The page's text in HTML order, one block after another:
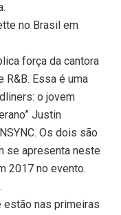
no Brasil em
força da cantora
R&B. Essa é uma
o jovem
Justin
Os dois são
se apresenta neste
2017 no evento.
estão nas primeiras